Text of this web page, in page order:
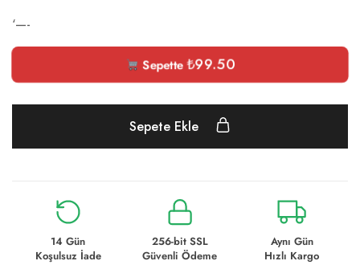
‘—-
Sepette₺99.50
Sepete Ekle
14 Gün
Koşulsuz İade
256-bit SSL
Güvenli Ödeme
Aynı Gün
Hızlı Kargo